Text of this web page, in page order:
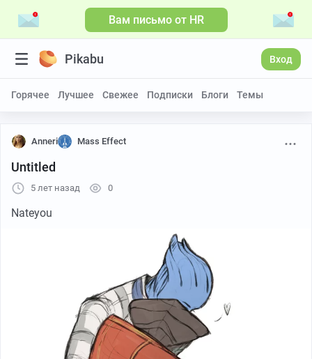
Вам письмо от HR
Pikabu Вход
Горячее Лучшее Свежее Подписки Блоги Темы
Anneri Mass Effect
Untitled
5 лет назад 0
Nateyou